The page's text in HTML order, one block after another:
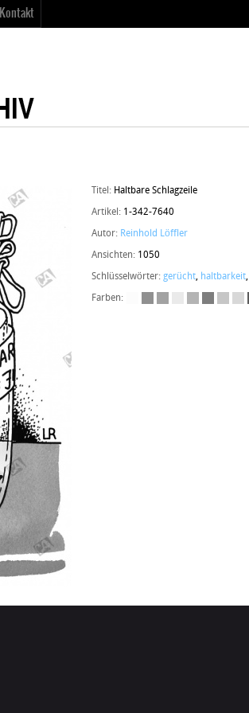
Kontakt
Titel: Haltbare Schlagzeile
Artikel: 1-342-7640
Autor: Reinhold Löffler
Ansichten: 1050
Schlüsselwörter: gerücht, haltbarkeit,
Farben: